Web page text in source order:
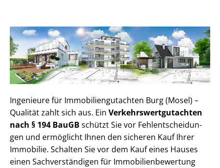
Ingenieure für Im­mo­bi­li­en­gut­ach­ten Burg (Mosel) –
Qualität zahlt sich aus. Ein Ver­kehrs­wert­gut­ach­ten
nach § 194 BauGB schützt Sie vor Fehl­ent­schei­dun­
gen und ermöglicht Ihnen den sicheren Kauf Ihrer
Immobilie. Schalten Sie vor dem Kauf eines Hauses
einen Sach­ver­stän­di­gen für Im­mo­bi­li­en­be­wer­tung